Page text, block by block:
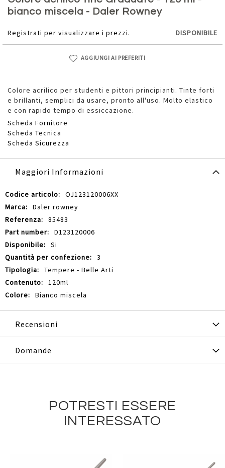
bianco miscela - Daler Rowney
Registrati per visualizzare i prezzi. DISPONIBILE
AGGIUNGI AI PREFERITI
Colore acrilico per studenti e pittori principianti. Tinte forti
e brillanti, semplici da usare, pronto all'uso. Molto elastico
e con rapido tempo di essiccazione.
Scheda Fornitore
Scheda Tecnica
Scheda Sicurezza
della
galleria
immagini
Maggiori Informazioni
Maggiori
Informazioni
OJ123120006XX
Daler rowney
85483
D123120006
Si
3
Tempere - Belle Arti
120ml
Bianco miscela
Recensioni
Domande
POTRESTI ESSERE
INTERESSATO